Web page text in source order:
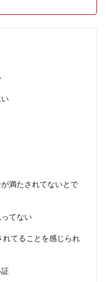
満たされてないとで
てない
てることを感じられ